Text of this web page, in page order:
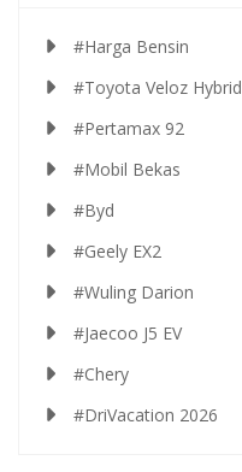
#Harga Bensin
#Toyota Veloz Hybrid
#Pertamax 92
#Mobil Bekas
#Byd
#Geely EX2
#Wuling Darion
#Jaecoo J5 EV
#Chery
#DriVacation 2026